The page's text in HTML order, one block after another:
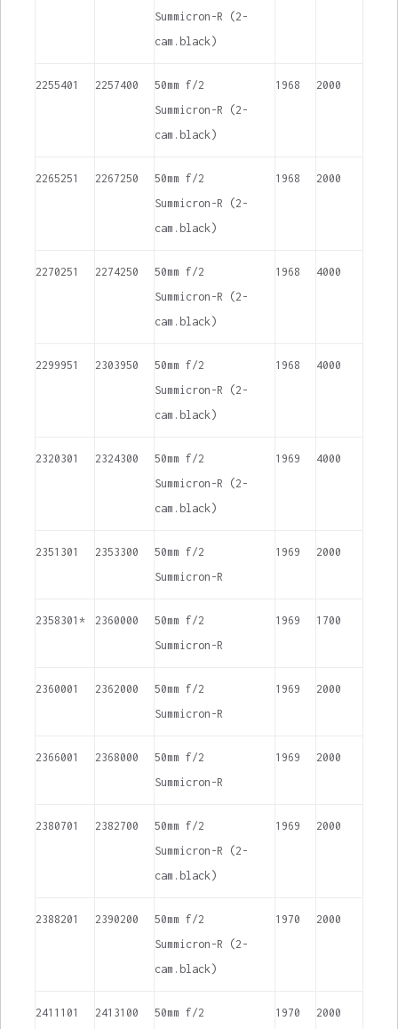
Summicron-R (2-
cam.black)
2255401 2257400
50mm f/2
Summicron-R (2-
cam.black)
1968 2000
2265251 2267250
50mm f/2
Summicron-R (2-
cam.black)
1968 2000
2270251 2274250
50mm f/2
Summicron-R (2-
cam.black)
1968 4000
2299951 2303950
50mm f/2
Summicron-R (2-
cam.black)
1968 4000
2320301 2324300
50mm f/2
Summicron-R (2-
cam.black)
1969 4000
2351301 2353300
50mm f/2
Summicron-R
1969 2000
2358301* 2360000
50mm f/2
Summicron-R
1969 1700
2360001 2362000
50mm f/2
Summicron-R
1969 2000
2366001 2368000
50mm f/2
Summicron-R
1969 2000
2380701 2382700
50mm f/2
Summicron-R (2-
cam.black)
1969 2000
2388201 2390200
50mm f/2
Summicron-R (2-
cam.black)
1970 2000
2411101 2413100 50mm f/2 1970 2000